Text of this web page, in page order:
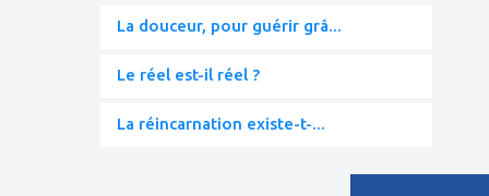
La douceur, pour guérir grâ...
Le réel est-il réel ?
La réincarnation existe-t-...